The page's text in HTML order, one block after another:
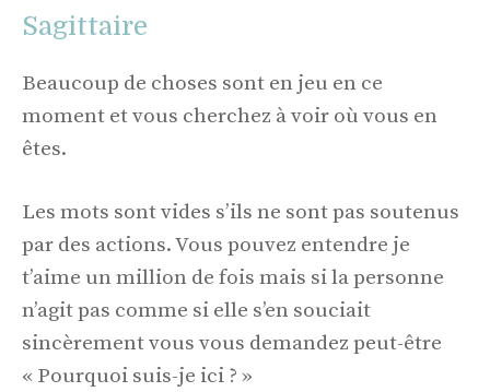
Sagittaire
Beaucoup de choses sont en jeu en ce
moment et vous cherchez à voir où vous en
êtes.
Les mots sont vides s’ils ne sont pas soutenus
par des actions. Vous pouvez entendre je
t’aime un million de fois mais si la personne
n’agit pas comme si elle s’en souciait
sincèrement vous vous demandez peut-être
« Pourquoi suis-je ici ? »